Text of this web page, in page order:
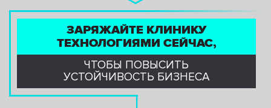
ЗАРЯЖАЙТЕ КЛИНИКУ
ТЕХНОЛОГИЯМИ СЕЙЧАС,
ЧТОБЫ ПОВЫСИТЬ
УСТОЙЧИВОСТЬ БИЗНЕСА